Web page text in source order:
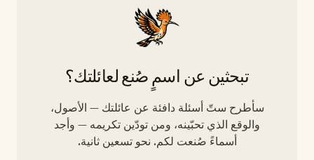
تبحثين عن اسمٍ صُنع لعائلتك؟
سأطرح ستّ أسئلة دافئة عن عائلتك — الأصول،
والوقع الذي تحبّينه، ومن تودّين تكريمه — وأجد
أسماءً صُنعت لكم. نحو تسعين ثانية.